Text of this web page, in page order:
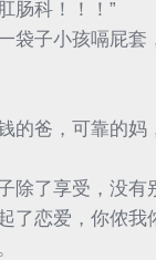
肠科！！！”
袋子小孩嗝屁套
的爸，可靠的妈
除了享受，没有
了恋爱，你侬我